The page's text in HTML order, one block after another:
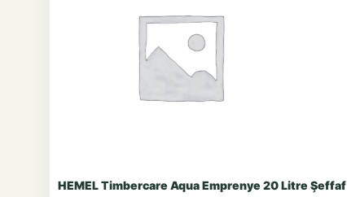
HEMEL Timbercare Aqua Emprenye 20 Litre Şeffaf